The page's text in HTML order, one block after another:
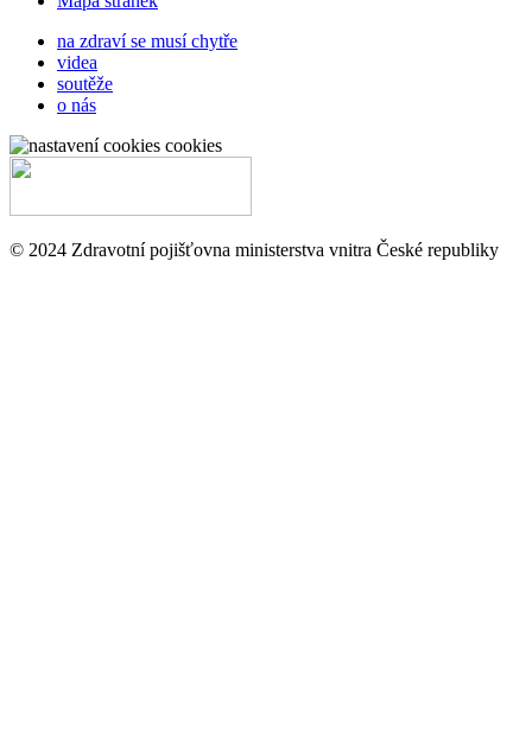
na zdraví se musí chytře
videa
soutěže
o nás
cookies
© 2024 Zdravotní pojišťovna ministerstva vnitra České republiky